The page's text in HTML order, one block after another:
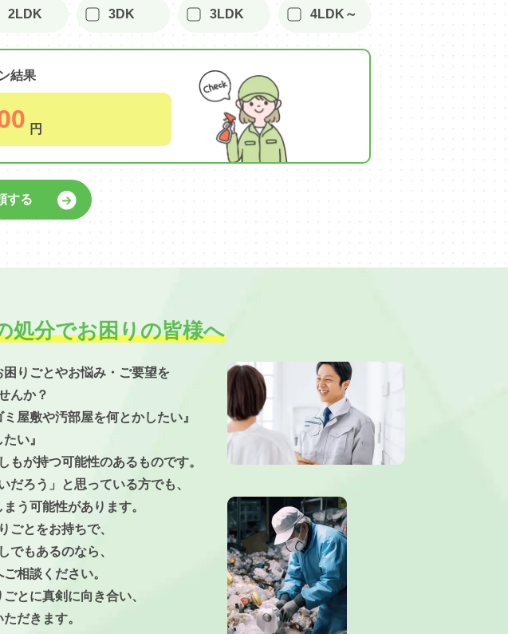
2LDK 3DK 3LDK 4LDK～
結果
円
する
処分でお困りの皆様へ
りごとやお悩み・ご要望を
んか？
屋敷や汚部屋を何とかしたい』
い』
もが持つ可能性のあるものです。
だろう」と思っている方でも、
う可能性があります。
ごとをお持ちで、
でもあるのなら、
相談ください。
とに真剣に向き合い、
だきます。